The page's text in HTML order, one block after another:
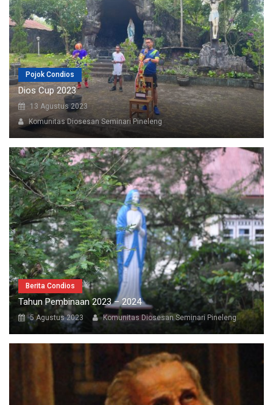
Pojok Condios
Dios Cup 2023
13 Agustus 2023
Komunitas Diosesan Seminari Pineleng
Berita Condios
Tahun Pembinaan 2023 – 2024
5 Agustus 2023 Komunitas Diosesan Seminari Pineleng